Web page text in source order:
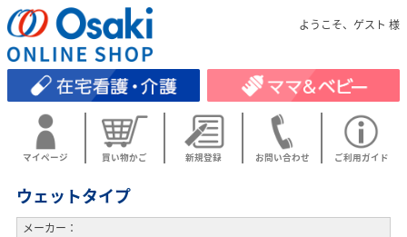
ようこそ、ゲスト 様
マイページ 買い物かご 新規登録 お問い合わせ ご利用ガイド
ウェットタイプ
メーカー：